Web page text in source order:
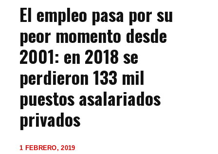
El empleo pasa por su
peor momento desde
2001: en 2018 se
perdieron 133 mil
puestos asalariados
privados
1 FEBRERO, 2019